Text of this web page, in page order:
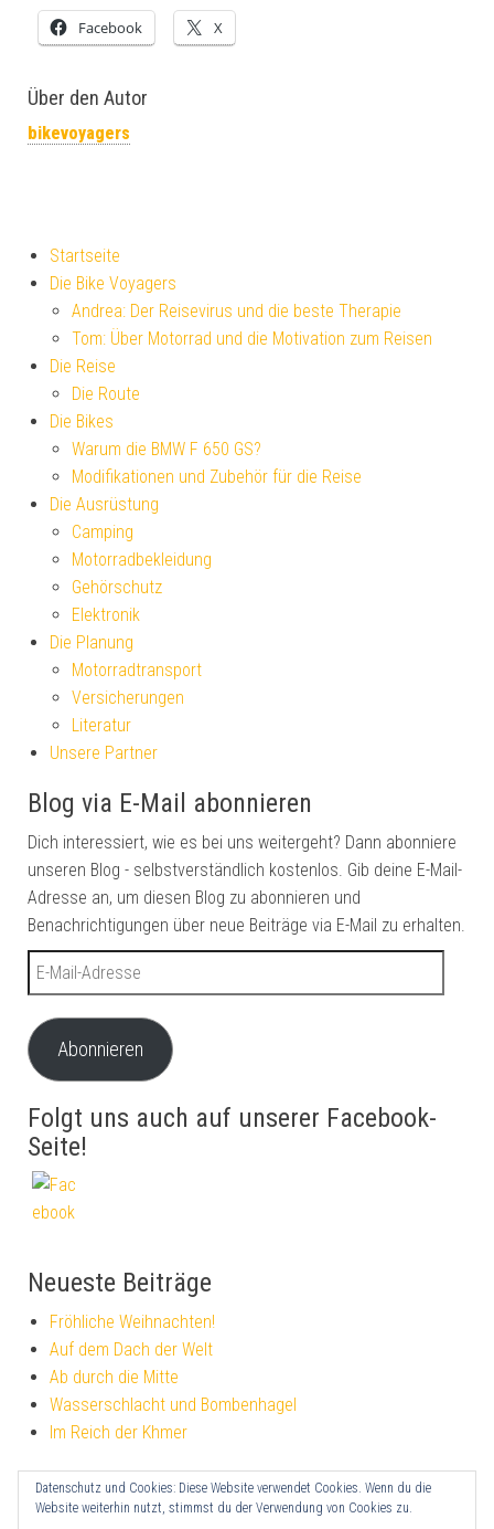
Facebook X
Über den Autor
bikevoyagers
Startseite
Die Bike Voyagers
Andrea: Der Reisevirus und die beste Therapie
Tom: Über Motorrad und die Motivation zum Reisen
Die Reise
Die Route
Die Bikes
Warum die BMW F 650 GS?
Modifikationen und Zubehör für die Reise
Die Ausrüstung
Camping
Motorradbekleidung
Gehörschutz
Elektronik
Die Planung
Motorradtransport
Versicherungen
Literatur
Unsere Partner
Blog via E-Mail abonnieren
Dich interessiert, wie es bei uns weitergeht? Dann abonniere
unseren Blog - selbstverständlich kostenlos. Gib deine E-Mail-
Adresse an, um diesen Blog zu abonnieren und
Benachrichtigungen über neue Beiträge via E-Mail zu erhalten.
E-Mail-Adresse
Abonnieren
Folgt uns auch auf unserer Facebook-
Seite!
Neueste Beiträge
Fröhliche Weihnachten!
Auf dem Dach der Welt
Ab durch die Mitte
Wasserschlacht und Bombenhagel
Im Reich der Khmer
Impressum
Datenschutz und Cookies: Diese Website verwendet Cookies. Wenn du die
Website weiterhin nutzt, stimmst du der Verwendung von Cookies zu.